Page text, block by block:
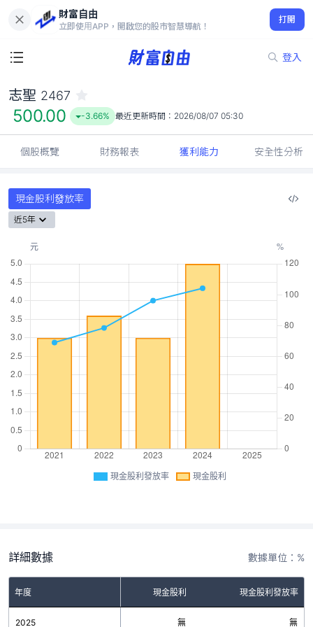
財富自由
立即使用APP，開啟您的股市智慧導航！
打開
登入
500.00
-3.66%
志聖 2467
500.00 -3.66% 最近更新時間： 2026/08/07 05:30
個股概覽 財務報表 獲利能力 安全性分析
現金股利發放率
近5年
現金股利發放率 現金股利
詳細數據 數據單位：%
年度 現金股利 現金股利發放率
2025 無 無